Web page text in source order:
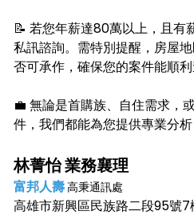
📝 若您年薪達80萬以上，且有
私訊諮詢。需特別提醒，房屋
否可承作，確保您的案件能順利
💼 無論是首購族、自住需求，
件，我們都能為您提供專業分析
林菁怡 業務襄理
富邦人壽高秉通訊處
高雄市新興區民族路二段95號7